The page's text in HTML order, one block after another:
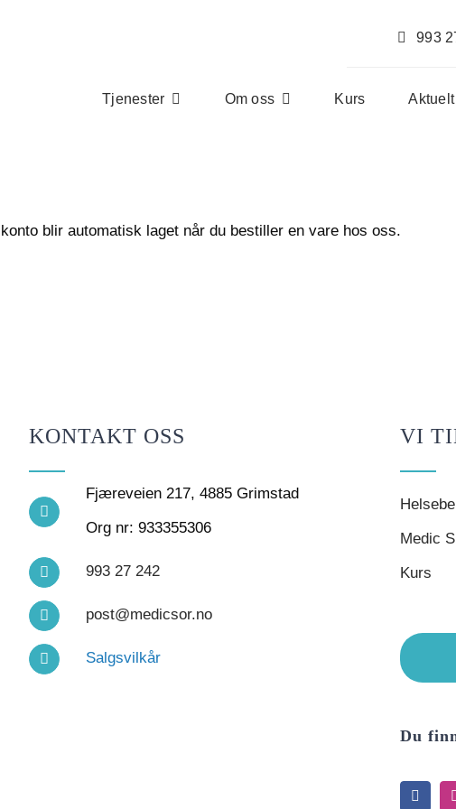
993
Tjenester Om oss Kurs Aktuelt
blir automatisk laget når du bestiller en vare hos oss.
KONTAKT OSS
Fjæreveien 217, 4885 Grimstad
Org nr: 933355306
993 27 242
post@medicsor.no
Salgsvilkår
VI
Medic
Kurs
Du